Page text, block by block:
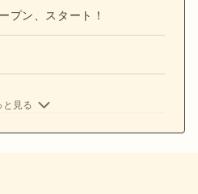
プン、スタート！
と見る